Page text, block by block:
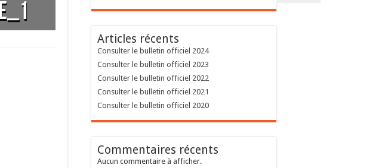
Articles récents
Consulter le bulletin officiel 2024
Consulter le bulletin officiel 2023
Consulter le bulletin officiel 2022
Consulter le bulletin officiel 2021
Consulter le bulletin officiel 2020
Commentaires récents
Aucun commentaire à afficher.